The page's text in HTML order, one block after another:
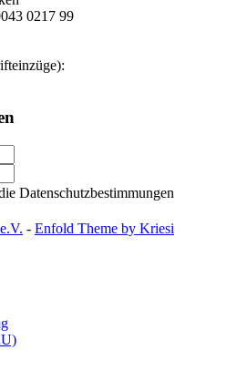
0217 99
Datenschutzbestimmungen
- Enfold Theme by Kriesi